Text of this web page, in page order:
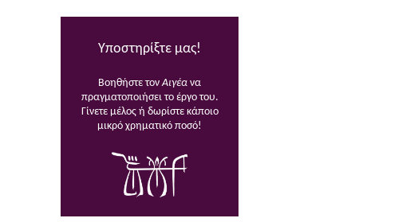
Υποστηρίξτε μας!
Βοηθήστε τονΑιγέα να
πραγματοποιήσει το έργο του.
Γίνετε μέλος ή δωρίστε κάποιο
μικρό χρηματικό ποσό!